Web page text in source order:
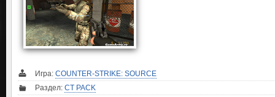
Игра: COUNTER-STRIKE: SOURCE
Раздел: CT PACK